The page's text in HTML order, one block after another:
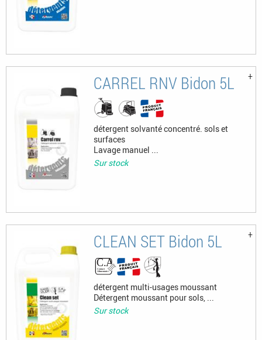
CARREL RNV Bidon 5L
détergent solvanté concentré. sols et
surfaces
Lavage manuel ...
Sur stock
CLEAN SET Bidon 5L
détergent multi-usages moussant
Détergent moussant pour sols, ...
Sur stock